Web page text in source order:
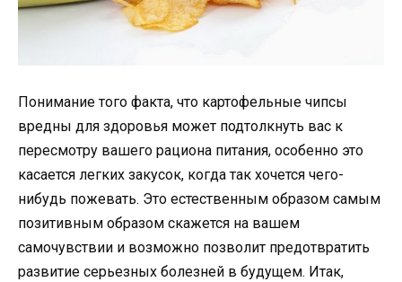
Понимание того факта, что картофельные чипсы
вредны для здоровья может подтолкнуть вас к
пересмотру вашего рациона питания, особенно это
касается легких закусок, когда так хочется чего-
нибудь пожевать. Это естественным образом самым
позитивным образом скажется на вашем
самочувствии и возможно позволит предотвратить
развитие серьезных болезней в будущем. Итак,